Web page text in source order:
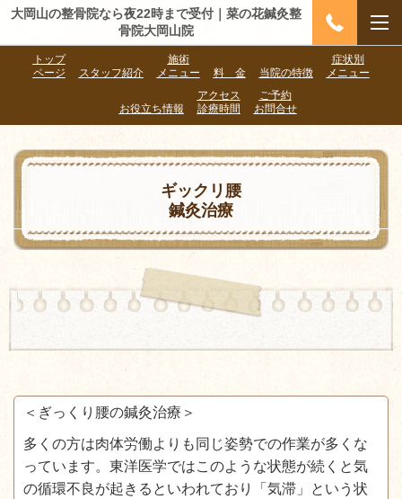
大岡山の整骨院なら夜22時まで受付｜菜の花鍼灸整
骨院大岡山院
トップ
ページ
スタッフ紹介
施術
メニュー
料 金 当院の特徴
症状別
メニュー
お役立ち情報
アクセス
診療時間
ご予約
お問合せ
ギックリ腰
鍼灸治療
＜ぎっくり腰の鍼灸治療＞
多くの方は肉体労働よりも同じ姿勢での作業が多くな
っています。東洋医学ではこのような状態が続くと気
の循環不良が起きるといわれており「気滞」という状